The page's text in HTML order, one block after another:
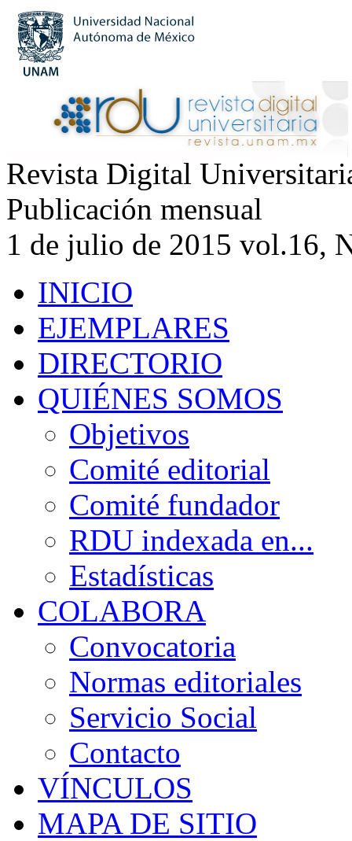
Revista Digital
Publicación mensual
1 de julio de 2015 vol.16,
INICIO
EJEMPLARES
DIRECTORIO
QUIÉNES SOMOS
Objetivos
Comité editorial
Comité fundador
RDU indexada en...
Estadísticas
COLABORA
Convocatoria
Normas editoriales
Servicio Social
Contacto
VÍNCULOS
MAPA DE SITIO